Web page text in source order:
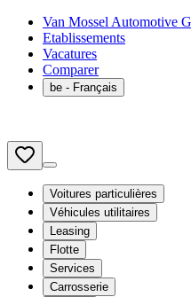
Van Mossel Automotive
Etablissements
Vacatures
Comparer
be - Français
Voitures particulières
Véhicules utilitaires
Leasing
Flotte
Services
Carrosserie